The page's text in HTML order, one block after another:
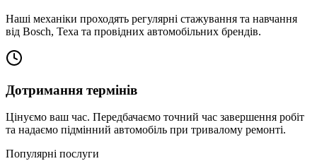
Наші механіки проходять регулярні стажування та навчання
від Bosch, Texa та провідних автомобільних брендів.
Дотримання термінів
Цінуємо ваш час. Передбачаємо точний час завершення робіт
та надаємо підмінний автомобіль при тривалому ремонті.
Популярні послуги